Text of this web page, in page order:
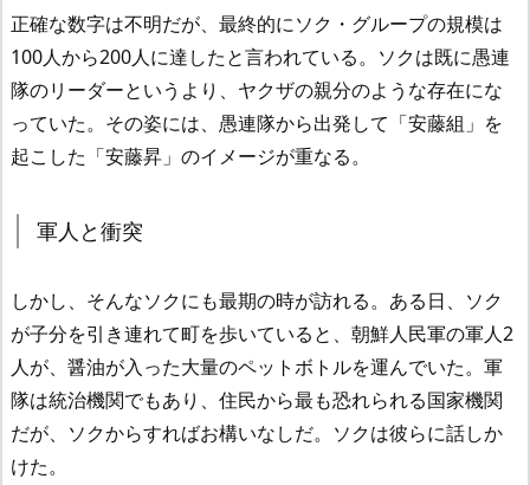
正確な数字は不明だが、最終的にソク・グループの規模は
100人から200人に達したと言われている。ソクは既に愚連
隊のリーダーというより、ヤクザの親分のような存在にな
っていた。その姿には、愚連隊から出発して「安藤組」を
起こした「安藤昇」のイメージが重なる。
軍人と衝突
しかし、そんなソクにも最期の時が訪れる。ある日、ソク
が子分を引き連れて町を歩いていると、朝鮮人民軍の軍人2
人が、醤油が入った大量のペットボトルを運んでいた。軍
隊は統治機関でもあり、住民から最も恐れられる国家機関
だが、ソクからすればお構いなしだ。ソクは彼らに話しか
けた。